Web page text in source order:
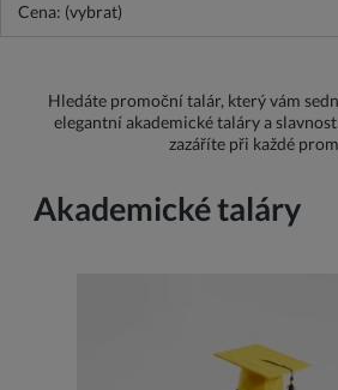
Cena: (vybrat)
Hledáte promoční talár, který vám
elegantní akademické taláry a
zazáříte při každé
Akademické taláry